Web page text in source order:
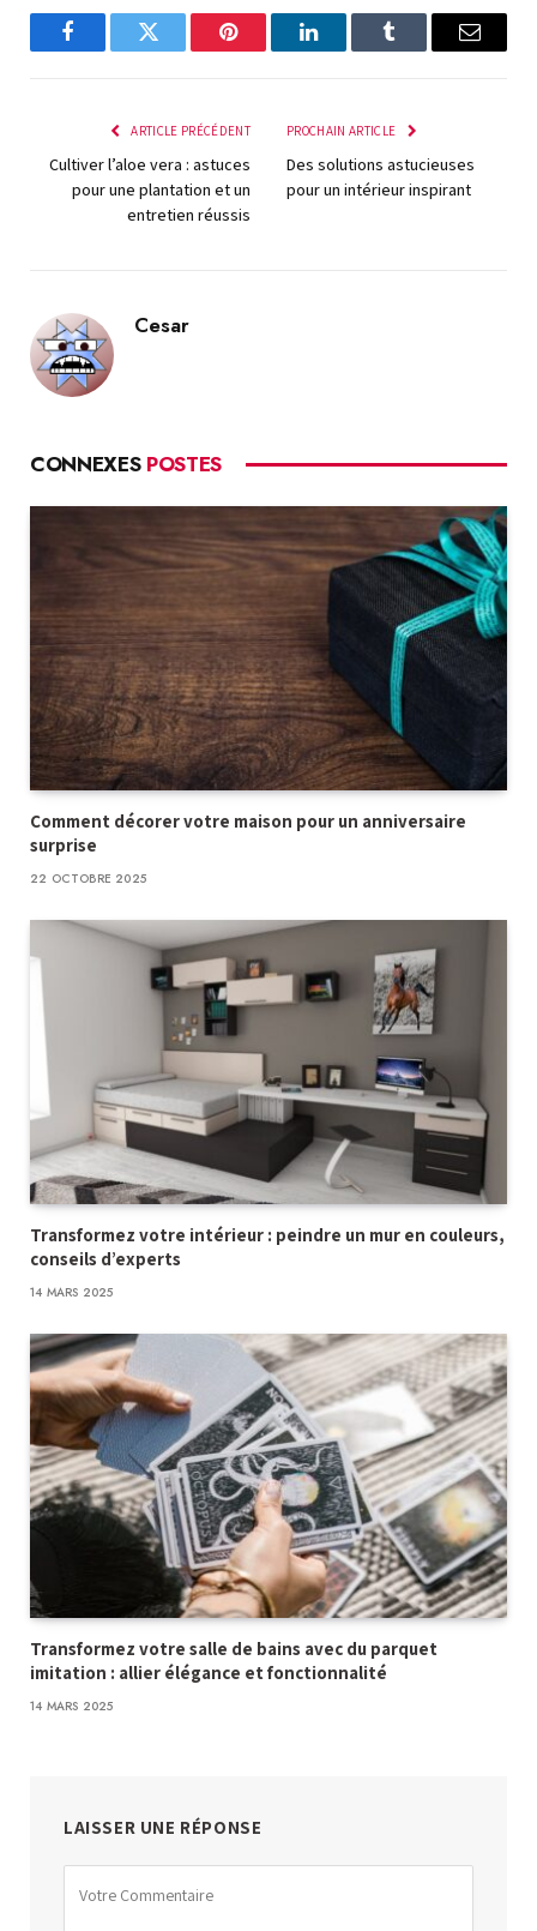
FacebookTwitter Pinterest LinkedInTumblr
E-
ARTICLE PRÉCÉDENT
Cultiver l’aloe vera : astuces
pour une plantation et un
entretien réussis
PROCHAIN ARTICLE
Des solutions astucieuses
pour un intérieur inspirant
Cesar
CONNEXES POSTES
Comment décorer votre maison pour un anniversaire
surprise
22 OCTOBRE 2025
Transformez votre intérieur : peindre un mur en couleurs,
conseils d’experts
14 MARS 2025
Transformez votre salle de bains avec du parquet
imitation : allier élégance et fonctionnalité
14 MARS 2025
LAISSER UNE RÉPONSE